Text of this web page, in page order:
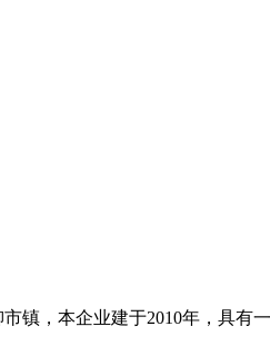
镇，本企业建于2010年，具有